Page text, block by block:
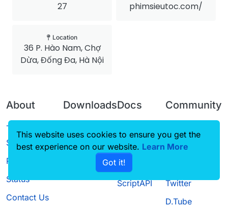
27 phimsieutoc.com/
Location
36 P. Hào Nam, Chợ
Dừa, Đống Đa, Hà Nội
About
Terms of
Service
Privacy Policy
Status
Contact Us
Downloads
Source code
Docs
CustomHUD
AutoSettings
ScriptAPI
Community
Guilded
Twitter
D.Tube
This website uses cookies to ensure you get the
best experience on our website. Learn More
Got it!